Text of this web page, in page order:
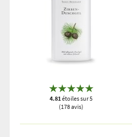
4.81étoiles sur 5
(178 avis)